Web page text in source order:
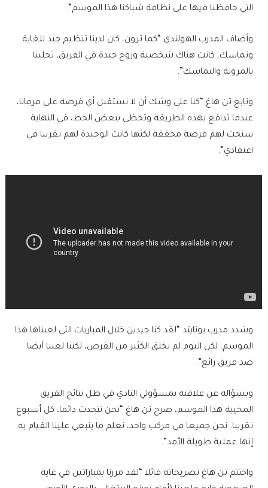
التي حافظنا فيها على نظافة شباكنا هذا الموسم”.
وأضاف المدرب الهولندي “كما ترون، كان لدينا تنظيم جيد للغاية
وتماسك. كانت هناك شخصية وروح جيدة في الفريق، تحلينا
بالمرونة والتماسك”.
وتابع تن هاغ “كنا على وشك أن لا نستقبل أي فرصة على مرمانا،
عندما تدافع بهذه الطريقة وتحظى ببعض الحظ، في النهاية
سنحت لهم فرصة محققة لكنها كانت الوحيدة لهم تقريبا في
اعتقادي”.
وشدد مدرب يونايتد “لقد كنا جيدين خلال المباريات التي لعبناها هذا
الموسم. لكن اليوم لم نخلق الكثير من الفرص، لكننا لعبنا أيضا
ضد فريق رائع”.
وبسؤاله عن علاقته بمسؤولي النادي في ظل نتائج الفريق
المخيبة هذا الموسم، صرح تن هاغ “نحن نتحدث دائما، كل أسبوع
تقريبا. نحن جميعا في مركب واحد، نعلم ما ينبغي علينا القيام به.
إنها عملية طويلة الأمد”.
واختتم تن هاغ تصريحاته قائلا “لقد مررنا بمباراتين في غاية